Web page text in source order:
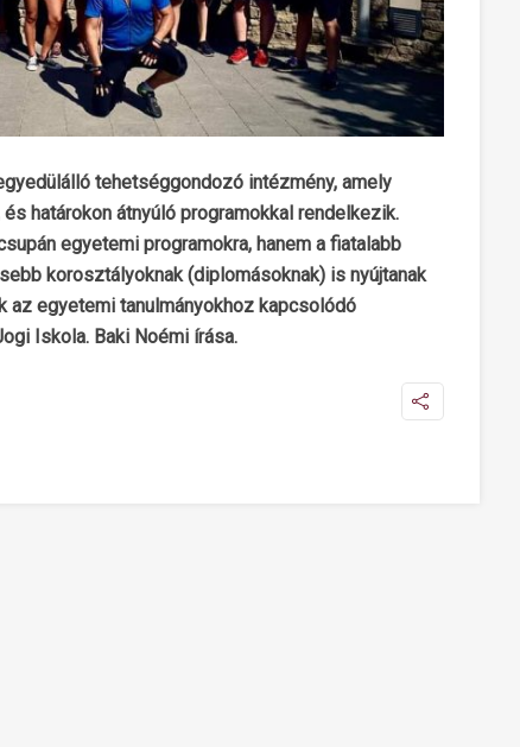
tehetséggondozó intézmény, amely
határokon átnyúló programokkal rendelkezik.
egyetemi programokra, hanem a fiatalabb
korosztályoknak (diplomásoknak) is nyújtanak
az egyetemi tanulmányokhoz kapcsolódó
Iskola. Baki Noémi írása.